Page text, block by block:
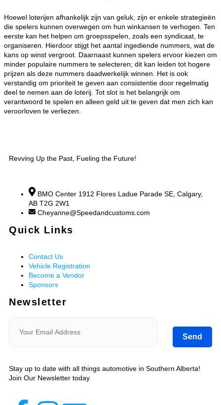
Hoewel loterijen afhankelijk zijn van geluk, zijn er enkele strategieën
die spelers kunnen overwegen om hun winkansen te verhogen. Ten
eerste kan het helpen om groepsspelen, zoals een syndicaat, te
organiseren. Hierdoor stijgt het aantal ingediende nummers, wat de
kans op winst vergroot. Daarnaast kunnen spelers ervoor kiezen om
minder populaire nummers te selecteren; dit kan leiden tot hogere
prijzen als deze nummers daadwerkelijk winnen. Het is ook
verstandig om prioriteit te geven aan consistentie door regelmatig
deel te nemen aan de loterij. Tot slot is het belangrijk om
verantwoord te spelen en alleen geld uit te geven dat men zich kan
veroorloven te verliezen.
Revving Up the Past, Fueling the Future!
BMO Center 1912 Flores Ladue Parade SE, Calgary,
AB T2G 2W1
Cheyanne@Speedandcustoms.com
Quick Links
Contact Us
Vehicle Registration
Become a Vendor
Sponsors
Newsletter
Send
Stay up to date with all things automotive in Southern Alberta!
Join Our Newsletter today